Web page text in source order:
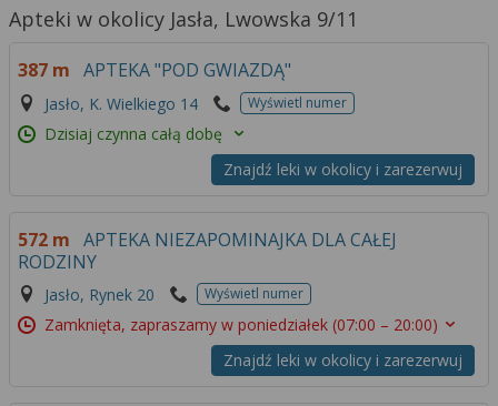
Apteki w okolicy Jasła, Lwowska 9/11
387 m APTEKA "POD GWIAZDĄ"
Jasło, K. Wielkiego 14 Wyświetl numer
Dzisiaj czynna całą dobę
Znajdź leki w okolicy i zarezerwuj
572 m APTEKA NIEZAPOMINAJKA DLA CAŁEJ
RODZINY
Jasło, Rynek 20 Wyświetl numer
Zamknięta, zapraszamy w poniedziałek (07:00 – 20:00)
Znajdź leki w okolicy i zarezerwuj